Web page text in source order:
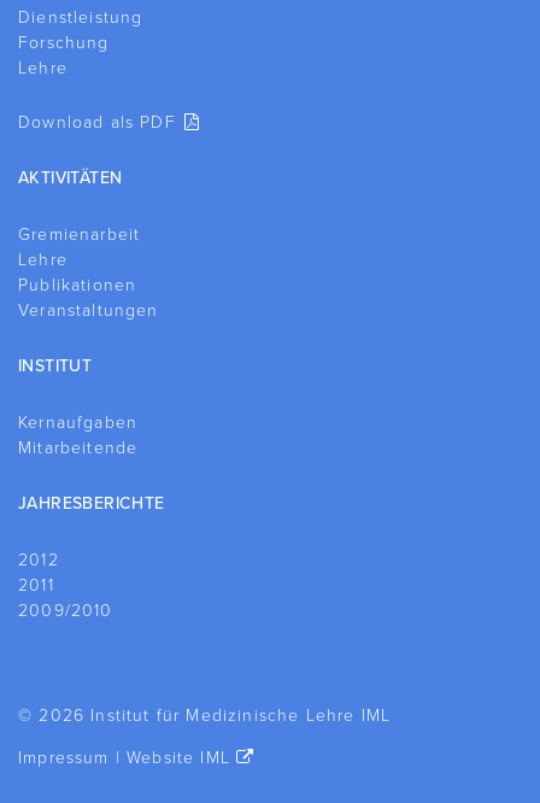
Dienstleistung
Forschung
Lehre
Download als PDF
AKTIVITÄTEN
Gremienarbeit
Lehre
Publikationen
Veranstaltungen
INSTITUT
Kernaufgaben
Mitarbeitende
JAHRESBERICHTE
2012
2011
2009/2010
© 2026 Institut für Medizinische Lehre IML
Impressum |Website IML